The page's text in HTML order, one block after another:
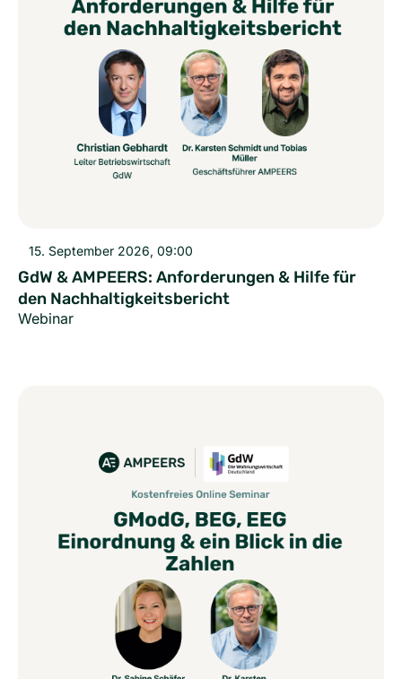
15. September 2026, 09:00
GdW & AMPEERS: Anforderungen & Hilfe für
den Nachhaltigkeitsbericht
Webinar